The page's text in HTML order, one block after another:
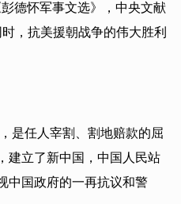
德怀军事文选》，中央文献
，抗美援朝战争的伟大胜利
是任人宰割、割地赔款的屈
建立了新中国，中国人民站
中国政府的一再抗议和警